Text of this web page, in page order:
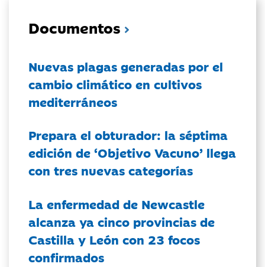
Documentos
Nuevas plagas generadas por el
cambio climático en cultivos
mediterráneos
Prepara el obturador: la séptima
edición de ‘Objetivo Vacuno’ llega
con tres nuevas categorías
La enfermedad de Newcastle
alcanza ya cinco provincias de
Castilla y León con 23 focos
confirmados